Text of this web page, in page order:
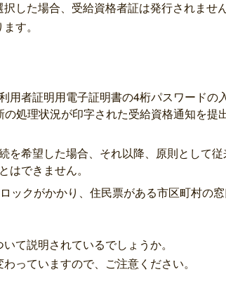
した場合、受給資格者証は発行されませ
す。
用者証明用電子証明書の4桁パスワードの
処理状況が印字された受給資格通知を提
を希望した場合、それ以降、原則として従
できません。
ックがかかり、住民票がある市区町村の
て説明されているでしょうか。
っていますので、ご注意ください。